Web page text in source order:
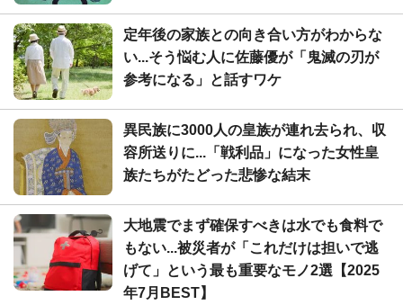
定年後の家族との向き合い方がわからな
い...そう悩む人に佐藤優が「鬼滅の刃が
参考になる」と話すワケ
異民族に3000人の皇族が連れ去られ、収
容所送りに...「戦利品」になった女性皇
族たちがたどった悲惨な結末
大地震でまず確保すべきは水でも食料で
もない...被災者が「これだけは担いで逃
げて」という最も重要なモノ2選【2025
年7月BEST】